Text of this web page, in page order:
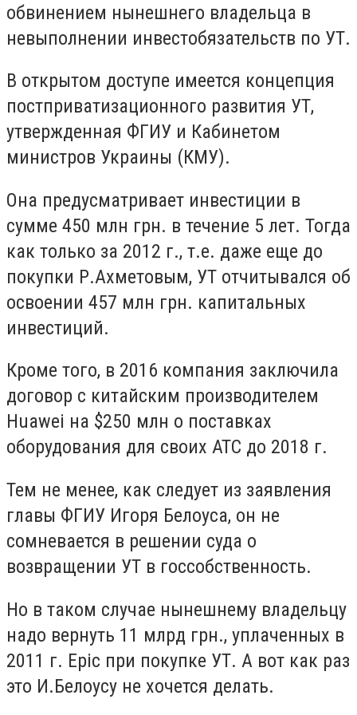
обвинением нынешнего владельца в
невыполнении инвестобязательств по УТ.
В открытом доступе имеется концепция
постприватизационного развития УТ,
утвержденная ФГИУ и Кабинетом
министров Украины (КМУ).
Она предусматривает инвестиции в
сумме 450 млн грн. в течение 5 лет. Тогда
как только за 2012 г., т.е. даже еще до
покупки Р.Ахметовым, УТ отчитывался об
освоении 457 млн грн. капитальных
инвестиций.
Кроме того, в 2016 компания заключила
договор с китайским производителем
Huawei на $250 млн о поставках
оборудования для своих АТС до 2018 г.
Тем не менее, как следует из заявления
главы ФГИУ Игоря Белоуса, он не
сомневается в решении суда о
возвращении УТ в госсобственность.
Но в таком случае нынешнему владельцу
надо вернуть 11 млрд грн., уплаченных в
2011 г. Epic при покупке УТ. А вот как раз
это И.Белоусу не хочется делать.